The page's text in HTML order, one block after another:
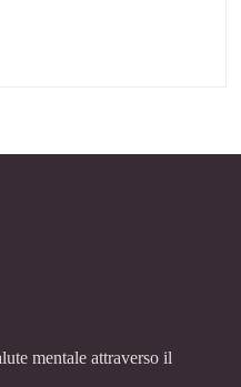
mentale attraverso il